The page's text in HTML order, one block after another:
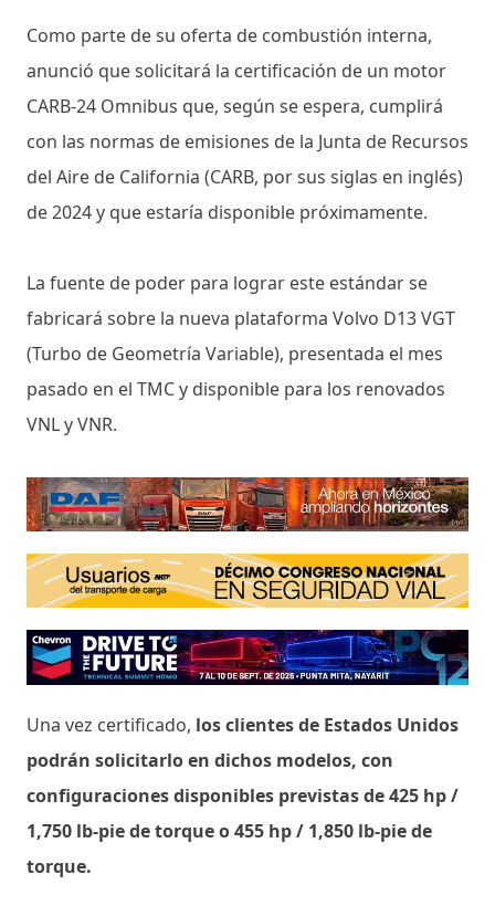
Como parte de su oferta de combustión interna,
anunció que solicitará la certificación de un motor
CARB-24 Omnibus que, según se espera, cumplirá
con las normas de emisiones de la Junta de Recursos
del Aire de California (CARB, por sus siglas en inglés)
de 2024 y que estaría disponible próximamente.
La fuente de poder para lograr este estándar se
fabricará sobre la nueva plataforma Volvo D13 VGT
(Turbo de Geometría Variable), presentada el mes
pasado en el TMC y disponible para los renovados
VNL y VNR.
Una vez certificado, los clientes de Estados Unidos
podrán solicitarlo en dichos modelos, con
configuraciones disponibles previstas de 425 hp /
1,750 lb-pie de torque o 455 hp / 1,850 lb-pie de
torque.